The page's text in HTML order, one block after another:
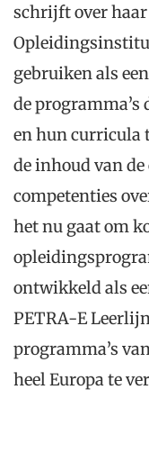
schrijft over
gebruiken als
de
en hun curricula
de inhoud van
competenties
het nu gaat om
ontwikkeld als
PETRA-E
programma’s
heel Europa te